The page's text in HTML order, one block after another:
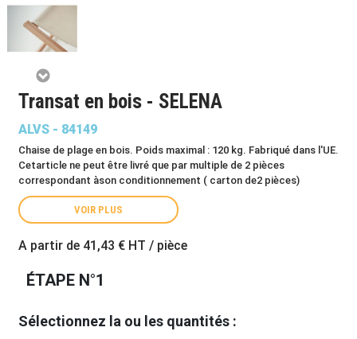
Transat en bois - SELENA
ALVS - 84149
Chaise de plage en bois. Poids maximal : 120 kg. Fabriqué dans l'UE.
Cetarticle ne peut être livré que par multiple de 2 pièces
correspondant àson conditionnement ( carton de2 pièces)
VOIR PLUS
A partir de 41,43 € HT / pièce
ÉTAPE N°1
Sélectionnez la ou les quantités :